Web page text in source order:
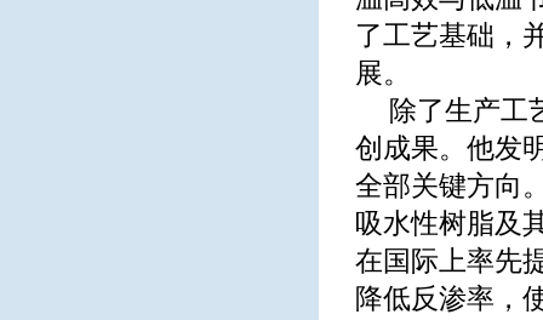
了工艺基础，
展。
除了生产工
创成果。他发
全部关键方向
吸水性树脂及
在国际上率先
降低反渗率，